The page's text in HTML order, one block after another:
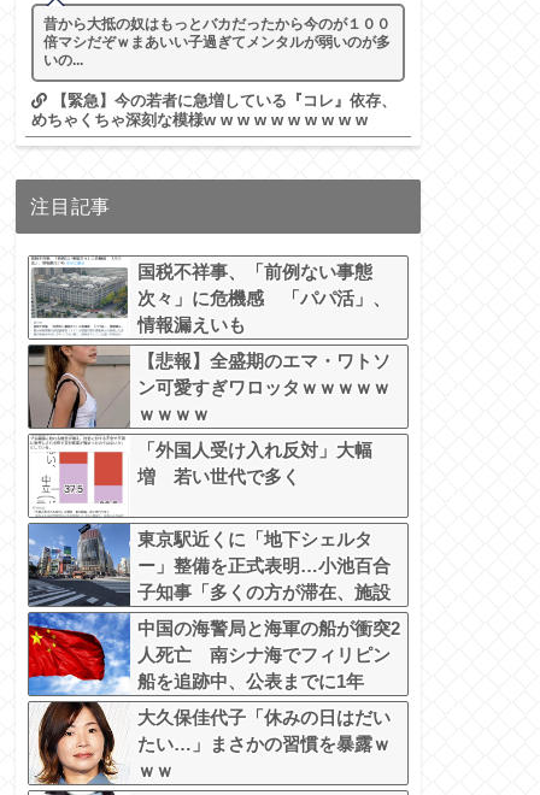
昔から大抵の奴はもっとバカだったから今のが１００
倍マシだぞｗまあいい子過ぎてメンタルが弱いのが多
いの...
【緊急】今の若者に急増している『コレ』依存、
めちゃくちゃ深刻な模様w w w w w w w w w w
注目記事
国税不祥事、「前例ない事態
次々」に危機感 「パパ活」、
情報漏えいも
【悲報】全盛期のエマ・ワトソ
ン可愛すぎワロッタｗｗｗｗｗ
ｗｗｗｗ
「外国人受け入れ反対」大幅
増 若い世代で多く
東京駅近くに「地下シェルタ
ー」整備を正式表明…小池百合
子知事「多くの方が滞在、施設
整備の効果高い」
中国の海警局と海軍の船が衝突2
人死亡 南シナ海でフィリピン
船を追跡中、公表までに1年
大久保佳代子「休みの日はだい
たい…」まさかの習慣を暴露ｗ
ｗｗ